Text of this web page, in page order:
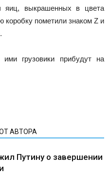
яиц, выкрашенных в цвета
коробку пометили знаком Z и
грузовики прибудут на
АВТОРА
Путину о завершении